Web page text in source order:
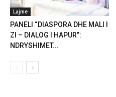
Lajme
PANELI “DIASPORA DHE MALI I
ZI – DIALOG I HAPUR”:
NDRYSHIMET...